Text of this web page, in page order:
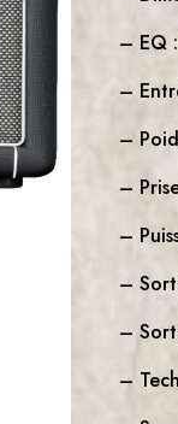
– EQ
–
–
–
–
–
–
–